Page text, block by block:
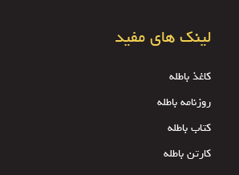
لینک های مفید
کاغذ باطله
روزنامه باطله
کتاب باطله
کارتن باطله